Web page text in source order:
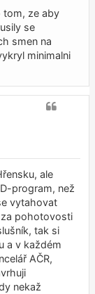
tom, ze aby
se
smen na
minimalni
ale
program, než
vytahovat
za pohotovosti
tak si
a v každém
AČR,
nekaž